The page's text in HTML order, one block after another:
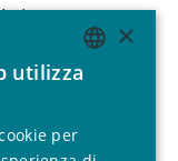
Persone
267444 ©
ENGLISH
SPANISH
×
utilizza
per